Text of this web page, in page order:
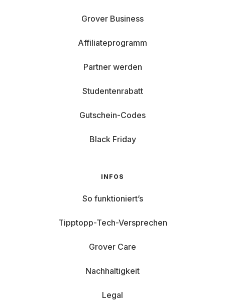
Grover Business
Affiliateprogramm
Partner werden
Studentenrabatt
Gutschein-Codes
Black Friday
INFOS
So funktioniert’s
Tipptopp-Tech-Versprechen
Grover Care
Nachhaltigkeit
Legal